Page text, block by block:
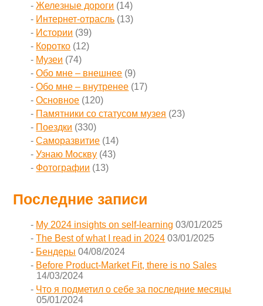
Железные дороги (14)
Интернет-отрасль (13)
Истории (39)
Коротко (12)
Музеи (74)
Обо мне – внешнее (9)
Обо мне – внутренее (17)
Основное (120)
Памятники со статусом музея (23)
Поездки (330)
Саморазвитие (14)
Узнаю Москву (43)
Фотографии (13)
Последние записи
My 2024 insights on self-learning 03/01/2025
The Best of what I read in 2024 03/01/2025
Бендеры 04/08/2024
Before Product-Market Fit, there is no Sales
14/03/2024
Что я подметил о себе за последние месяцы
05/01/2024